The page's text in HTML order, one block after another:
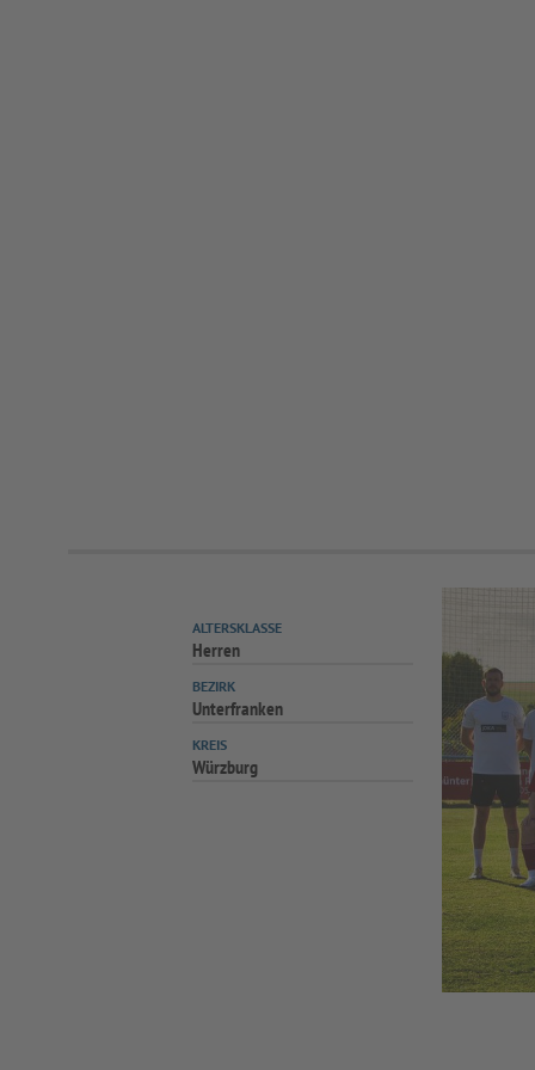
ALTERSKLASSE
Herren
BEZIRK
Unterfranken
KREIS
Würzburg